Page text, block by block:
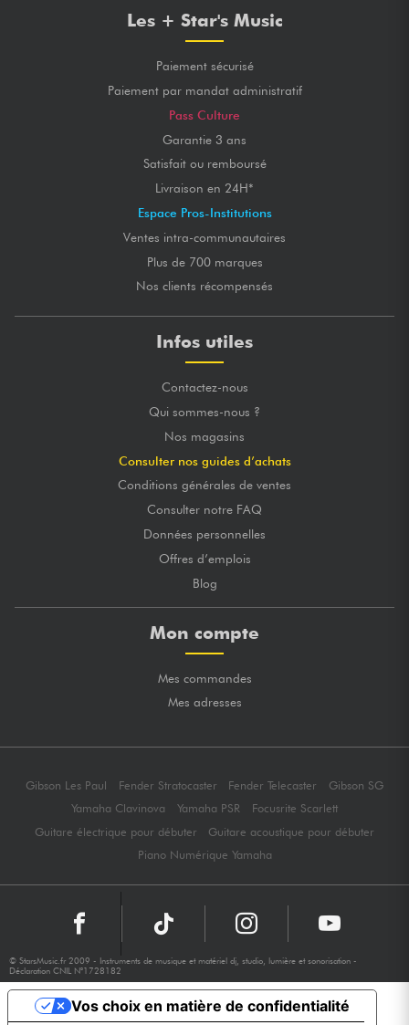
Les + Star's Music
Paiement sécurisé
Paiement par mandat administratif
Pass Culture
Garantie 3 ans
Satisfait ou remboursé
Livraison en 24H*
Espace Pros-Institutions
Ventes intra-communautaires
Plus de 700 marques
Nos clients récompensés
Infos utiles
Contactez-nous
Qui sommes-nous ?
Nos magasins
Consulter nos guides d’achats
Conditions générales de ventes
Consulter notre FAQ
Données personnelles
Offres d’emplois
Blog
Mon compte
Mes commandes
Mes adresses
Gibson Les Paul Fender Stratocaster Fender Telecaster
Gibson SG
Yamaha Clavinova
Yamaha PSR
Focusrite Scarlett
Guitare électrique pour débuter
Guitare acoustique pour débuter
Piano Numérique Yamaha
© StarsMusic.fr 2009 - Instruments de musique et matériel dj, studio, lumière et sonorisation -
Déclaration CNIL N°1728182
Vos choix en matière de confidentialité